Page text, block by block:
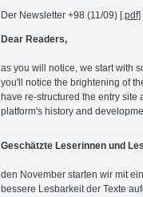
Der Newsletter +98 (11/09) [.pdf]
Dear Readers,
as you will notice, we start with
you'll notice the brightening of
have re-structured the entry
platform's history and
Geschätzte Leserinnen und
den November starten wir mit
bessere Lesbarkeit der Texte